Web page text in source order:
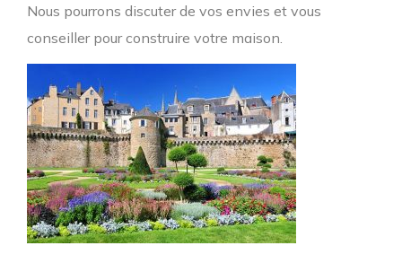
Nous pourrons discuter de vos envies et vous
conseiller pour construire votre maison.